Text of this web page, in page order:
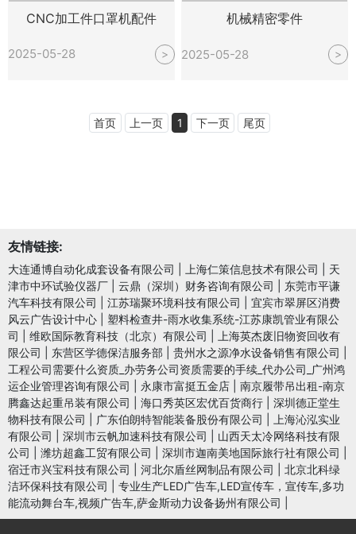
CNC加工件口罩机配件
2025-05-28 >
机械精密零件
2025-05-28 >
首页 上一页 1 下一页 尾页
友情链接:
大连通博自动化成套设备有限公司 上海仁策信息技术有限公司
天
津市中环试验仪器厂
云鼎（深圳）财务咨询有限公司
东莞市平谦
汽车科技有限公司
江苏瑞聚环境科技有限公司
宜宾市翠屏区消费
风云广告设计中心
塑料检查井-雨水收集系统-江苏康凯管业有限公
司
维欧国际教育科技（北京）有限公司
上海英杰废旧物资回收有
限公司
东营区学德保洁服务部 贵州水之源净水设备销售有限公司
工程公司需要什么资质_办劳务公司资质需要的手续_代办公司_广州鸿
运企业管理咨询有限公司
永康市富挺五金店
南京履带吊出租-南京
腾鑫达起重吊装有限公司
海口秀英区宏优百货商行
深圳德正堂生
物科技有限公司
广东伯朗特智能装备股份有限公司
上海沁泓实业
有限公司
深圳市云帆加速科技有限公司
山西天太冷网络科技有限
公司
潍坊超鑫工贸有限公司 深圳市迦南美地国际旅行社有限公司
宿迁市兴宝科技有限公司
河北尔盾丝网制品有限公司
北京北科绿
洁环保科技有限公司
专业生产LED广告车,LED宣传车，宣传车,多功
能流动舞台车,视频广告车,萨金斯动力设备扬州有限公司